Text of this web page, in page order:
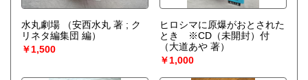
水丸劇場
（安西水丸 著 ; ク
リネタ編集団 編）
￥1,500
ヒロシマに原爆がおとされた
とき ※CD（未開封）付
（大道あや 著）
￥1,000